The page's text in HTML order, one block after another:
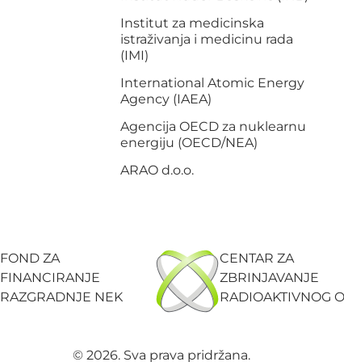
Institut za medicinska
istraživanja i medicinu rada
(IMI)
International Atomic Energy
Agency (IAEA)
Agencija OECD za nuklearnu
energiju (OECD/NEA)
ARAO d.o.o.
FOND ZA
FINANCIRANJE
RAZGRADNJE NEK
CENTAR ZA
ZBRINJAVANJE
RADIOAKTIVNOG
© 2026. Sva prava pridržana.